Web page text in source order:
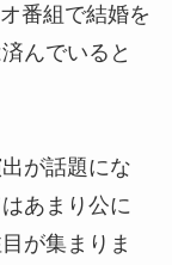
番組で結婚を
んでいると
が話題にな
あまり公に
が集まりま